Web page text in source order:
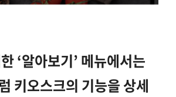
‘알아보기’ 메뉴에서는
키오스크의 기능을 상세